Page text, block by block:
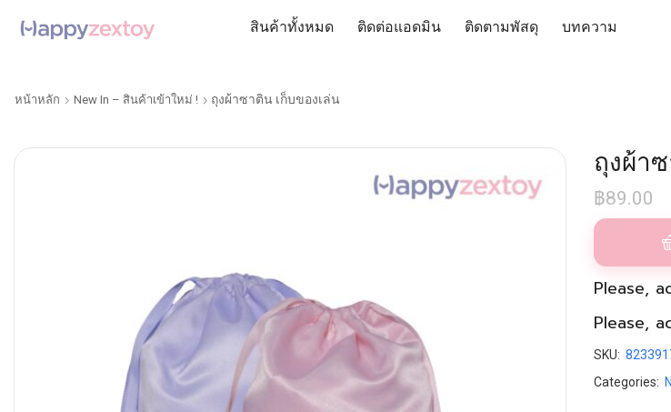
สินค้าทั้งหมด ติดต่อแอดมิน ติดตามพัสดุ บทความ
หน้าหลัก New In – สินค้าเข้าใหม่ ! ถุงผ้าซาติน เก็บของเล่น
ถุงผ้า
฿89.00
Please,
Please,
SKU:
Categories: